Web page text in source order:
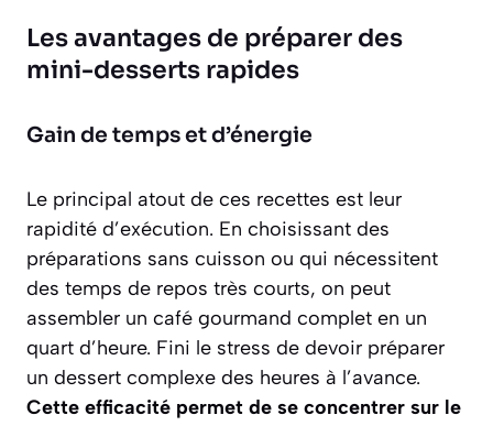
Les avantages de préparer des
mini-desserts rapides
Gain de temps et d’énergie
Le principal atout de ces recettes est leur
rapidité d’exécution. En choisissant des
préparations sans cuisson ou qui nécessitent
des temps de repos très courts, on peut
assembler un café gourmand complet en un
quart d’heure. Fini le stress de devoir préparer
un dessert complexe des heures à l’avance.
Cette efficacité permet de se concentrer sur le